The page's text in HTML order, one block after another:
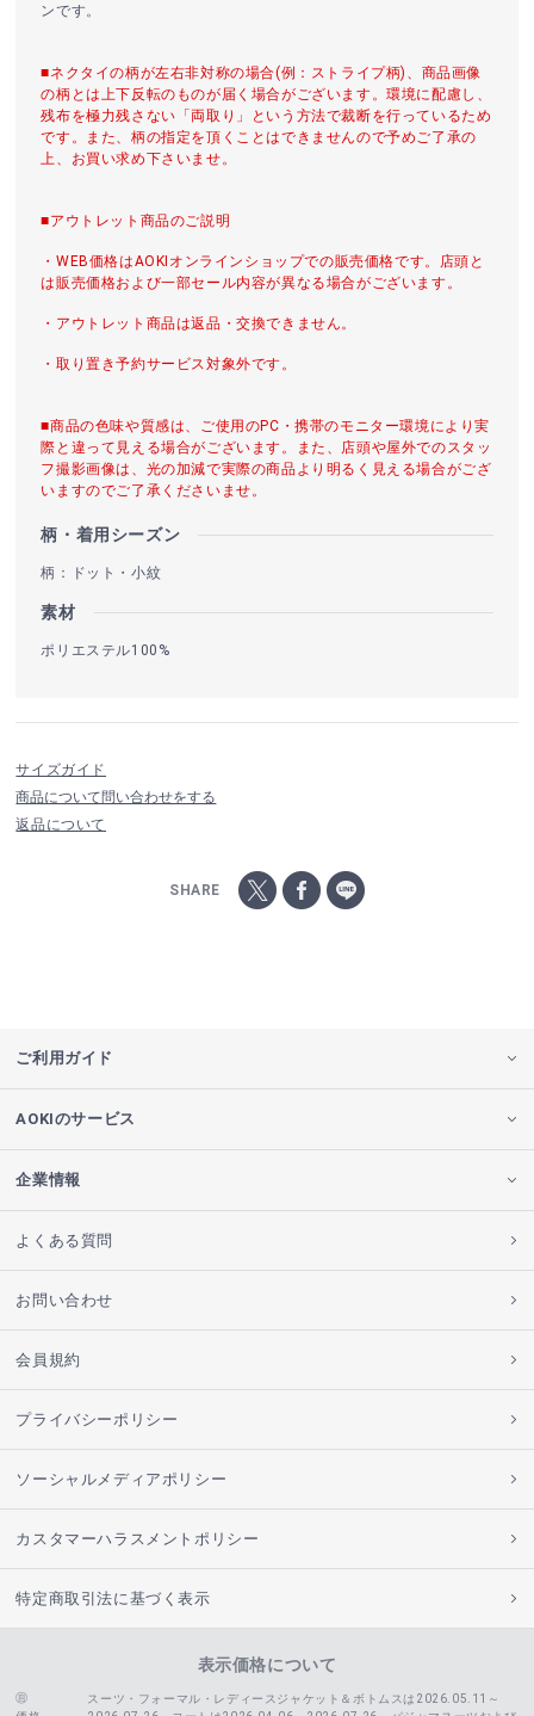
ンです。
■ネクタイの柄が左右非対称の場合(例：ストライプ柄)、商品画像
の柄とは上下反転のものが届く場合がございます。環境に配慮し、
残布を極力残さない「両取り」という方法で裁断を行っているため
です。また、柄の指定を頂くことはできませんので予めご了承の
上、お買い求め下さいませ。
■アウトレット商品のご説明
・WEB価格はAOKIオンラインショップでの販売価格です。店頭と
は販売価格および一部セール内容が異なる場合がございます。
・アウトレット商品は返品・交換できません。
・取り置き予約サービス対象外です。
■商品の色味や質感は、ご使用のPC・携帯のモニター環境により実
際と違って見える場合がございます。また、店頭や屋外でのスタッ
フ撮影画像は、光の加減で実際の商品より明るく見える場合がござ
いますのでご了承くださいませ。
柄・着用シーズン
柄：ドット・小紋
素材
ポリエステル100%
サイズガイド
商品について問い合わせをする
返品について
SHARE
ご利用ガイド
AOKIのサービス
企業情報
よくある質問
お問い合わせ
会員規約
プライバシーポリシー
ソーシャルメディアポリシー
カスタマーハラスメントポリシー
特定商取引法に基づく表示
表示価格について
スーツ・フォーマル・レディースジャケット＆ボトムスは2026.05.11～